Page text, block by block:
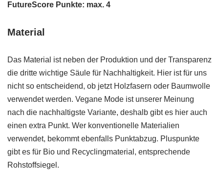
FutureScore Punkte: max. 4
Material
Das Material ist neben der Produktion und der Transparenz
die dritte wichtige Säule für Nachhaltigkeit. Hier ist für uns
nicht so entscheidend, ob jetzt Holzfasern oder Baumwolle
verwendet werden. Vegane Mode ist unserer Meinung
nach die nachhaltigste Variante, deshalb gibt es hier auch
einen extra Punkt. Wer konventionelle Materialien
verwendet, bekommt ebenfalls Punktabzug. Pluspunkte
gibt es für Bio und Recyclingmaterial, entsprechende
Rohstoffsiegel.